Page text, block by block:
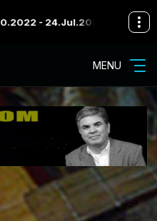
- 24.Jul.2022 - Bloco 06
MENU